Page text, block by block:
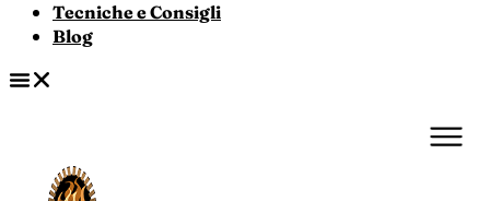
Tecniche e Consigli
Blog